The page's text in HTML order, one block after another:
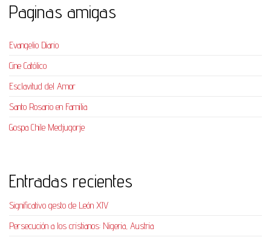
Paginas amigas
Evangelio Diario
Cine Católico
Esclavitud del Amor
Santo Rosario en Familia
Gospa Chile Medjugorje
Entradas recientes
Significativo gesto de León XIV
Persecución a los cristianos: Nigeria, Austria